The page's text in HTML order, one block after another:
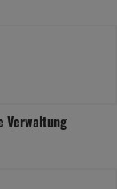
Verwaltung